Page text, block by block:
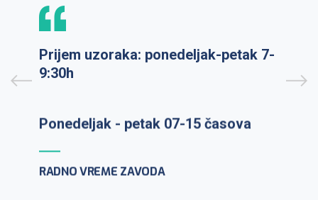
Prijem uzoraka: ponedeljak-petak 7-
9:30h
ponedeljak-petak 10-12h
CENTAR ZA MIKROBIOLOGIJU